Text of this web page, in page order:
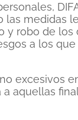
las medidas
y robo de los
a los que
excesivos
aquellas